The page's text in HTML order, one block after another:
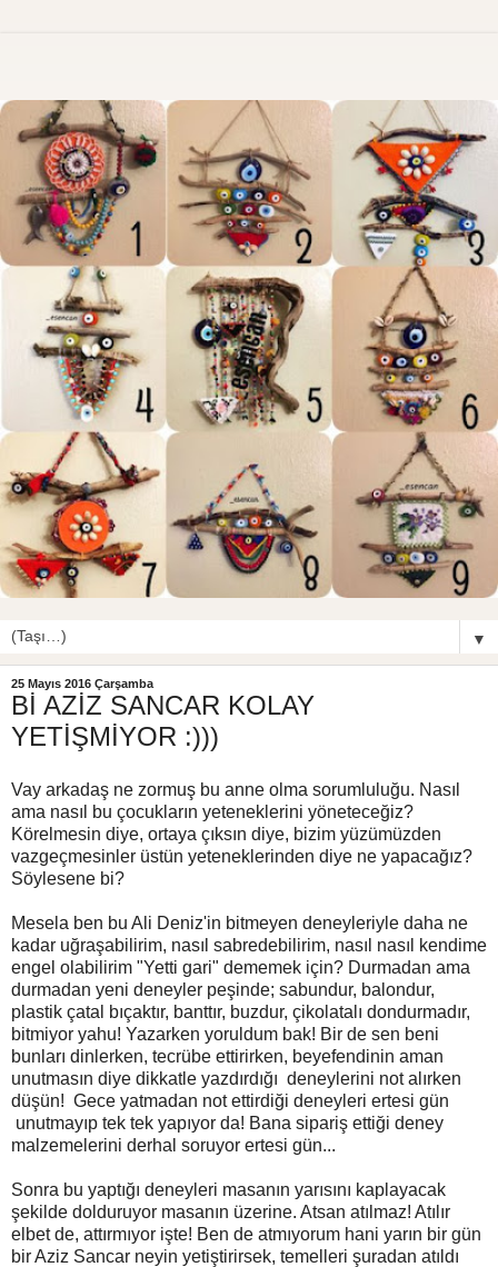
▼
25 Mayıs 2016 Çarşamba
Bİ AZİZ SANCAR KOLAY
YETİŞMİYOR :)))
Vay arkadaş ne zormuş bu anne olma sorumluluğu. Nasıl
ama nasıl bu çocukların yeteneklerini yöneteceğiz?
Körelmesin diye, ortaya çıksın diye, bizim yüzümüzden
vazgeçmesinler üstün yeteneklerinden diye ne yapacağız?
Söylesene bi?
Mesela ben bu Ali Deniz'in bitmeyen deneyleriyle daha ne
kadar uğraşabilirim, nasıl sabredebilirim, nasıl nasıl kendime
engel olabilirim "Yetti gari" dememek için? Durmadan ama
durmadan yeni deneyler peşinde; sabundur, balondur,
plastik çatal bıçaktır, banttır, buzdur, çikolatalı dondurmadır,
bitmiyor yahu! Yazarken yoruldum bak! Bir de sen beni
bunları dinlerken, tecrübe ettirirken, beyefendinin aman
unutmasın diye dikkatle yazdırdığı deneylerini not alırken
düşün! Gece yatmadan not ettirdiği deneyleri ertesi gün
unutmayıp tek tek yapıyor da! Bana sipariş ettiği deney
malzemelerini derhal soruyor ertesi gün...
Sonra bu yaptığı deneyleri masanın yarısını kaplayacak
şekilde dolduruyor masanın üzerine. Atsan atılmaz! Atılır
elbet de, attırmıyor işte! Ben de atmıyorum hani yarın bir gün
bir Aziz Sancar neyin yetiştirirsek, temelleri şuradan atıldı